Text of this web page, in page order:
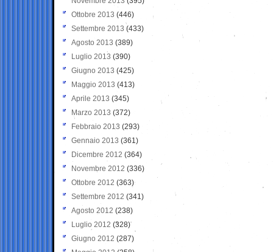
Ottobre 2013 (446)
Settembre 2013 (433)
Agosto 2013 (389)
Luglio 2013 (390)
Giugno 2013 (425)
Maggio 2013 (413)
Aprile 2013 (345)
Marzo 2013 (372)
Febbraio 2013 (293)
Gennaio 2013 (361)
Dicembre 2012 (364)
Novembre 2012 (336)
Ottobre 2012 (363)
Settembre 2012 (341)
Agosto 2012 (238)
Luglio 2012 (328)
Giugno 2012 (287)